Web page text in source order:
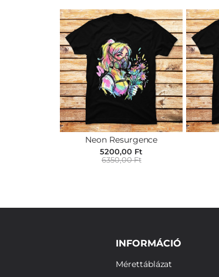
Neon Resurgence
5200,00 Ft
6350,00 Ft
INFORMÁCIÓ
Mérettáblázat